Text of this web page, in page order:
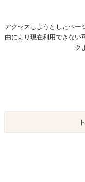
アクセスしようとしたペー
由により現在利用できない
ク